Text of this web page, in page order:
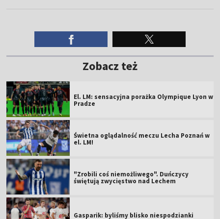
Zobacz też
El. LM: sensacyjna porażka Olympique Lyon w
Pradze
Świetna oglądalność meczu Lecha Poznań w
el. LM!
"Zrobili coś niemożliwego". Duńczycy
świętują zwycięstwo nad Lechem
Gasparik: byliśmy blisko niespodzianki